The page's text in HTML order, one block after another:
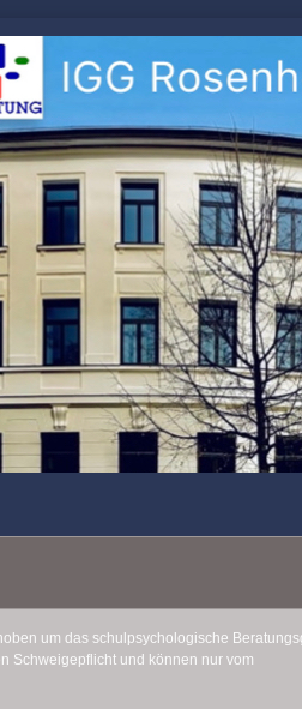
um das schulpsychologische
Schweigepflicht und können nur vom